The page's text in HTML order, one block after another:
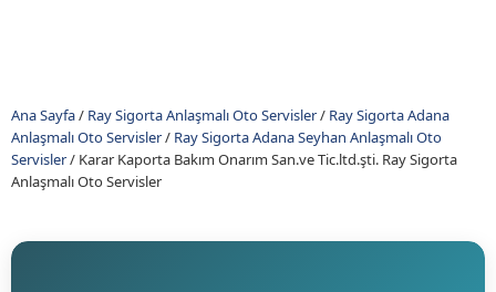
Ana Sayfa/ Ray Sigorta Anlaşmalı Oto Servisler/ Ray Sigorta Adana
Anlaşmalı Oto Servisler/ Ray Sigorta Adana Seyhan Anlaşmalı Oto
Servisler/ Karar Kaporta Bakım Onarım San.ve Tic.ltd.şti. Ray Sigorta
Anlaşmalı Oto Servisler